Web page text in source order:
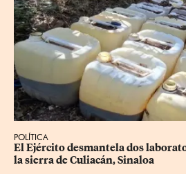
POLÍTICA
El Ejército desmantela dos
la sierra de Culiacán, Sinaloa